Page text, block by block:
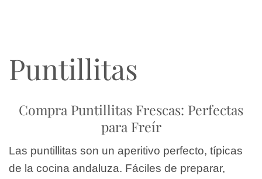
Puntillitas
Compra Puntillitas Frescas: Perfectas
para Freír
Las puntillitas son un aperitivo perfecto, típicas
de la cocina andaluza. Fáciles de preparar,